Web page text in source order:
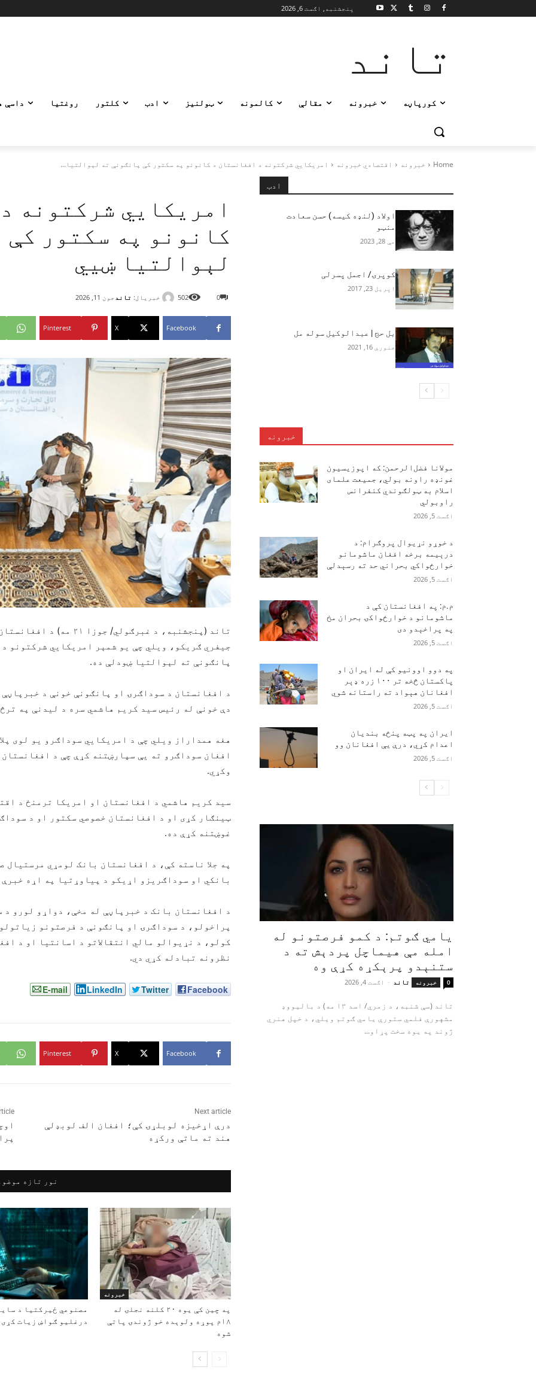
پنجشنبه, اګست 6, 2026
تاند
کورپاڼه خبرونه مقالې کالمونه ټولنیز ادب کلتور روغتیا داسې
Home خبرونه اقتصادي خبرونه امریکايي شرکتونه د افغانستان د کانونو په سکتور کې پانګونې ته لېوالتیا...
امریکايي شرکتونه
کانونو په سکتور کې
لېوالتیا ښيي
خبریال: تاند جون 11, 2026 0
502
Facebook
X
Pinterest
تاند (پنجشنبه، د
جیفري ګریکو، ویلي چې یو شمېر امریکايي شرکتونو
پانګونې ته لېوالتیا ښودلې ده.
د افغانستان د سوداګرۍ او پانګونې خونې د
دې خونې له رئیس سید کریم هاشمي سره د لیدنې په
هغه همداراز ویلي چې د امریکايي سوداګرو یو لوی
افغان سوداګرو ته یې سپارښتنه کړې چې د
وکړي.
سید کریم هاشمي د افغانستان او امریکا ترمنځ د
ټینګار کړی او د افغانستان خصوصي سکتور او د
غوښتنه کړې ده.
په جلا ناسته کې، د افغانستان بانک لومړي
بانکي او سوداګریزو اړیکو د پیاوړتیا په اړه
د افغانستان بانک د خبرپاڼې له مخې، دواړو لورو
پراخولو، د سوداګرۍ او پانګونې د فرصتونو
کولو، د نړیوالو مالي انتقالاتو د اسانتیا او د
نظرونه تبادله کړي دي.
Facebook
Twitter
LinkedIn
E-mail
Facebook
X
Pinterest
Next article
درې اړخیزه لوبلړۍ کې؛ افغان الف لوبډلې
هند ته ماتې ورکړه
نور تازه
خبرونه
په چین کې یوه ۲۰ کلنه نجلۍ له
۱۸م پوړه ولوېده خو ژوندۍ پاتې
شوه
مصنوعي ځیرکتیا د
درغلیو ګواښ زیات کړی
ادب
اولاد (لنډه کیسه) حسن سعادت
منټو
مې 28, 2023
کوپرۍ/ اجمل پسرلی
اپریل 23, 2017
بل حج | عبدالوکیل سوله مل
جنوري 16, 2021
خبرونه
مولانا فضل‌الرحمن: که اپوزیسیون
غونډه راونه بولي، جمیعت علمای
اسلام به ټولګوندي کنفرانس
راوبولي
اګست 5, 2026
د خوړو نړیوال پروګرام: د
درېیمه برخه افغان ماشومانو
خوارځواکي بحراني حد ته رسېدلې
اګست 5, 2026
م.م: په افغانستان کې د
ماشومانو د خوارځواکۍ بحران مخ
په پراخېدو دی
اګست 5, 2026
په دوو اوونیو کې له ایران او
پاکستان څخه تر ۱۰۰ زره ډېر
افغانان هېواد ته راستانه شوي
اګست 5, 2026
ایران په پټه پنځه بندیان
اعدام کړي، درې یې افغانان وو
اګست 5, 2026
یامي ګوتم: د کمو فرصتونو له
امله مې هیماچل پردېش ته د
ستنېدو پرېکړه کړې وه
خبرونه تاند - اګست 4, 2026 0
تاند (سې شنبه، د زمري/ اسد ۱۳ مه) د بالیووډ
مشهورې فلمي ستورې یامي ګوتم ویلي، د خپل هنري
ژوند په یوه سخت پړاو...